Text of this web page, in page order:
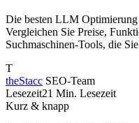
Die besten LLM
Vergleichen Sie Preise,
Suchmaschinen-Tools, die
T
theStacc SEO-Team
Lesezeit21 Min. Lesezeit
Kurz & knapp